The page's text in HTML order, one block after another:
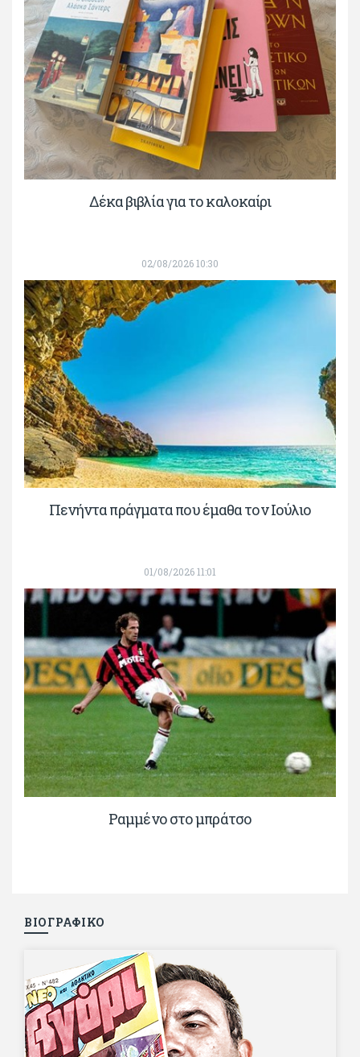
Δέκα βιβλία για το καλοκαίρι
02/08/2026 10:30
Πενήντα πράγματα που έμαθα τον Ιούλιο
01/08/2026 11:01
Ραμμένο στο μπράτσο
ΒΙΟΓΡΑΦΙΚΟ